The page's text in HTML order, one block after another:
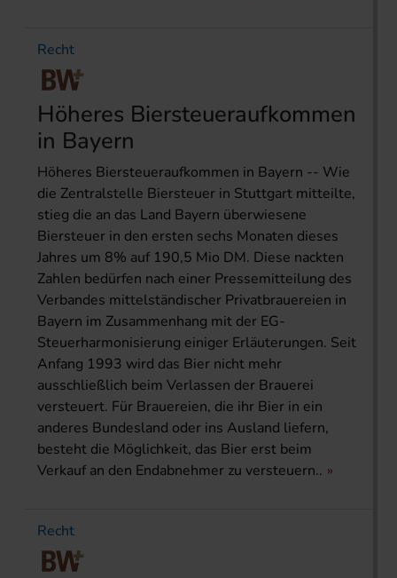
Recht
Höheres Biersteueraufkommen
in Bayern
Höheres Biersteueraufkommen in Bayern -- Wie
die Zentralstelle Biersteuer in Stuttgart mitteilte,
stieg die an das Land Bayern überwiesene
Biersteuer in den ersten sechs Monaten dieses
Jahres um 8% auf 190,5 Mio DM. Diese nackten
Zahlen bedürfen nach einer Pressemitteilung des
Verbandes mittelständischer Privatbrauereien in
Bayern im Zusammenhang mit der EG-
Steuerharmonisierung einiger Erläuterungen. Seit
Anfang 1993 wird das Bier nicht mehr
ausschließlich beim Verlassen der Brauerei
versteuert. Für Brauereien, die ihr Bier in ein
anderes Bundesland oder ins Ausland liefern,
besteht die Möglichkeit, das Bier erst beim
Verkauf an den Endabnehmer zu versteuern..
Recht